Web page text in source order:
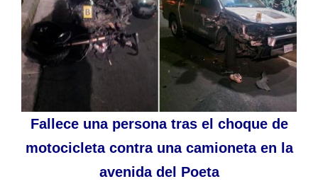
Fallece una persona tras el choque de
motocicleta contra una camioneta en la
avenida del Poeta